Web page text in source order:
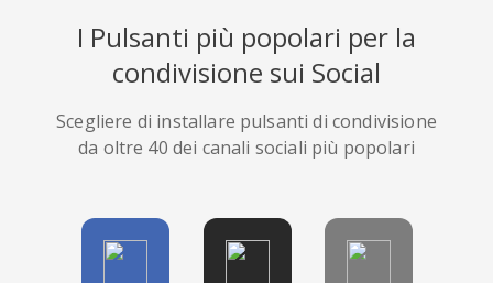
I Pulsanti più popolari per la
condivisione sui Social
Scegliere di installare pulsanti di condivisione
da oltre 40 dei canali sociali più popolari